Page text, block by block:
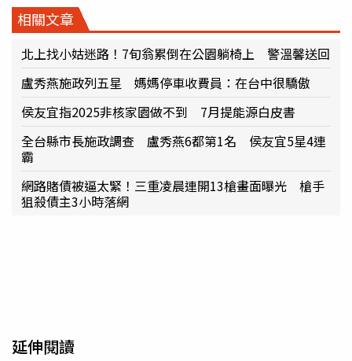
相關文章
北上找小姑迷路！7旬翁累倒在公園躺椅上 警溫馨送回
盧秀燕施政列五星 媽媽停車收費員：在台中很驕傲
侯友宜指2025非核家園做不到 7月提能源白皮書
全台縣市長施政調查 盧秀燕6都第1名 侯友宜5星4連
霸
網路賭債被逼太緊！三重凌晨連開13槍畫面曝光 槍手
狙殺債主3小時落網
延伸閱讀